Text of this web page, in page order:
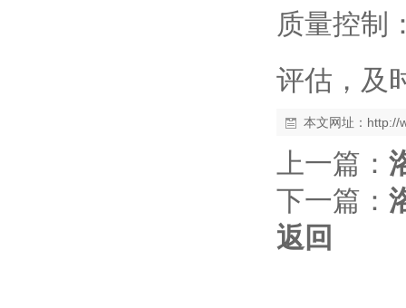
质量控制
评估，及
本文网址： http://
上一篇：
下一篇：
返回